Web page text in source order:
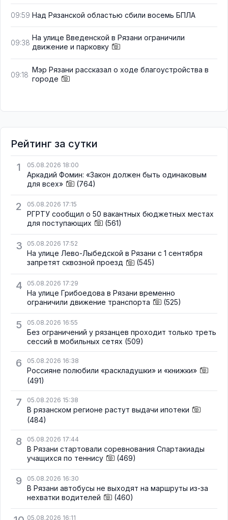
09:59 Над Рязанской областью сбили восемь БПЛА
09:38
На улице Введенской в Рязани ограничили
движение и парковку
09:18
Мэр Рязани рассказал о ходе благоустройства в
городе
Рейтинг за сутки
1
05.08.2026 18:00
Аркадий Фомин: «Закон должен быть одинаковым
для всех»
(764)
2 05.08.2026 17:15
РГРТУ сообщил о 50 вакантных бюджетных местах
для поступающих
(561)
3 05.08.2026 17:52
На улице Лево-Лыбедской в Рязани с 1 сентября
запретят сквозной проезд
(545)
4 05.08.2026 17:29
На улице Грибоедова в Рязани временно
ограничили движение транспорта
(525)
5 05.08.2026 16:55
Без ограничений у рязанцев проходит только треть
сессий в мобильных сетях (509)
6 05.08.2026 16:38
Россияне полюбили «раскладушки» и «книжки»
(491)
7 05.08.2026 15:38
В рязанском регионе растут выдачи ипотеки
(484)
8 05.08.2026 17:44
В Рязани стартовали соревнования Спартакиады
учащихся по теннису
(469)
9 05.08.2026 16:30
В Рязани автобусы не выходят на маршруты из-за
нехватки водителей
(460)
05.08.2026 16:11